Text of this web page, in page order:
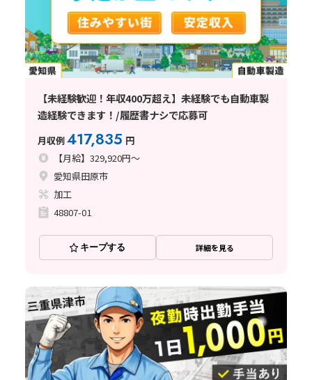
【未経験歓迎！年収400万超え】未経験でも自動車製
造経験できます！/履歴書ナシで応募可
月収例417,835 円
【月給】329,920円～
愛知県田原市
加工
48807-01
キープする 詳細を見る